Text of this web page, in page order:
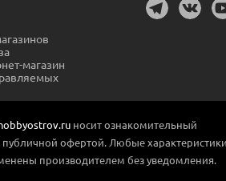
магазин
носит ознакомительный
публичной офертой. Любые
производителем без уведомления.